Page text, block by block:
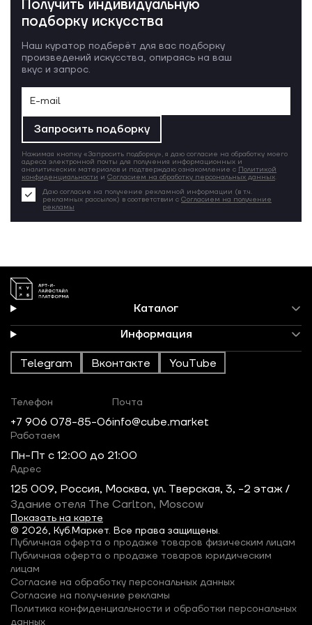
Получить индивидуальную
подборку искусства
Наш куратор подберёт для вас подборку
произведений искусства, опираясь на ваш
вкус и запрос.
Запросить подборку
Нажимая кнопку «Запросить подборку», я даю согласие на обработку моего
адреса электронной почты для получения информационных и
аналитических материалов и подтверждаю ознакомление с Политикой
конфиденциальности и Согласием на обработку персональных данных.
Даю согласие на получение рекламной информации (в т.ч.
рекламных рассылок) в соответствии с Согласием на получение
рекламы
Каталог
Информация
Telegram Вконтакте YouTube
© 2026, Куб.Маркет. Все права защищены.
Телефон
+7 906 078-85-06
Почта
info@cube.market
Работаем
Пн-Пт c 12:00 до 21:00
Адрес
125 009, Россия, Москва, ул. Тверская, 3, -2 этаж /
Здание отеля The Carlton, Moscow
Показать на карте
Публичная оферта о продаже товаров физическим лицам
Публичная оферта о продаже товаров юридическим
лицам
Согласие на обработку персональных данных
Согласие на получение рекламы
Политика конфиденциальности и обработки персональных
данных